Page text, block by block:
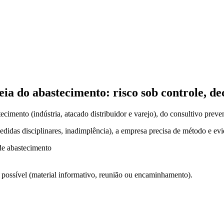
do abastecimento: risco sob controle,
(indústria, atacado distribuidor e varejo), do consultivo
disciplinares, inadimplência), a empresa precisa de método e
abastecimento
(material informativo, reunião ou encaminhamento).